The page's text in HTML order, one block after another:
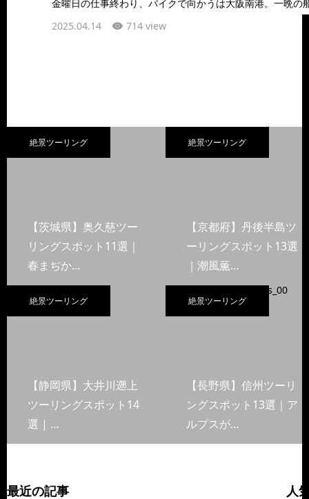
2025.04.14 714 view
絶景ツーリング
【茨城県】奥久慈ツー
リングスポット11選｜
春まぢか…
絶景ツーリング
【京都府】丹後半島ツ
ーリングスポット13選
｜潮風薫…
絶景ツーリング
【静岡県】大井川遡上
ツーリングスポット14
選 | …
絶景ツーリング
【長野県】信州ツーリ
ングスポット13選｜ア
ルプスが…
最近の記事 人